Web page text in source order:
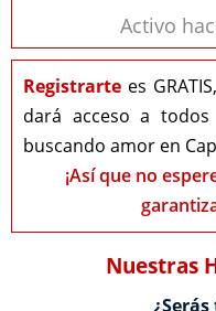
Activo
Registrarte es
dará acceso a
buscando amor en
¡Así que no
Nuestras